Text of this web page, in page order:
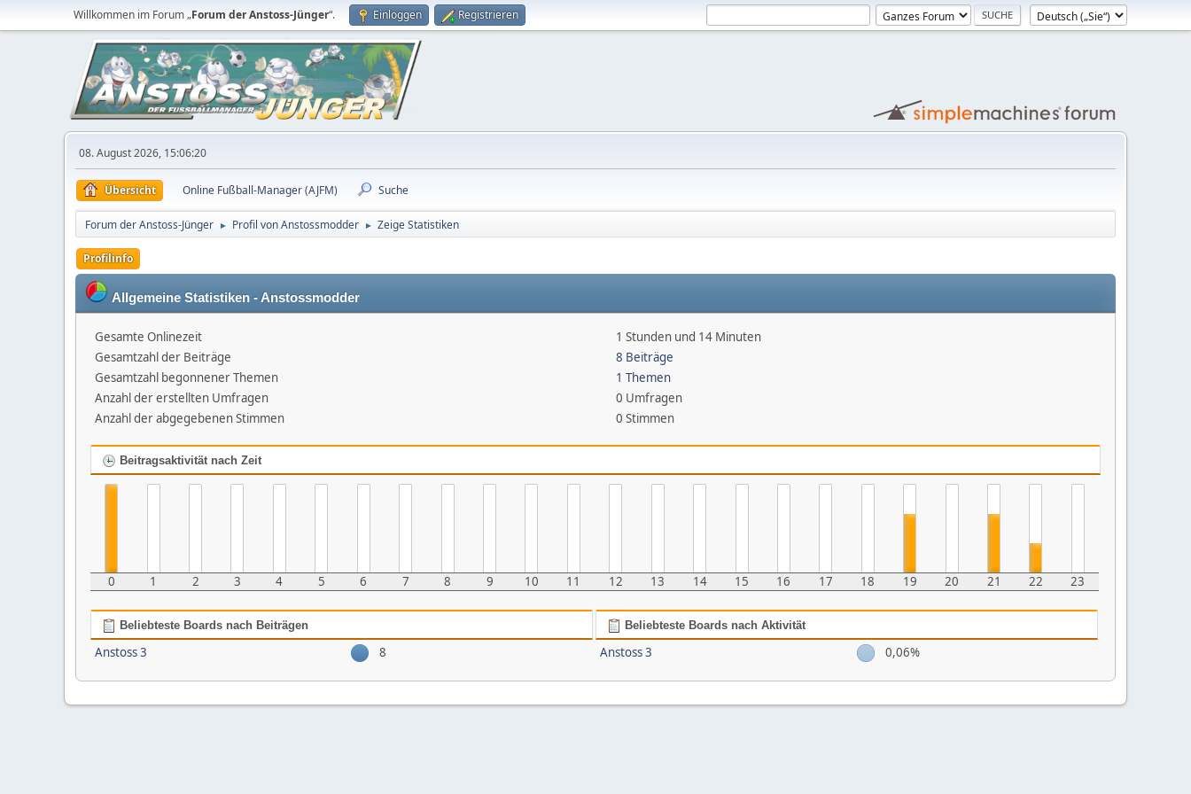
Willkommen im Forum „Forum der Anstoss-Jünger“. Einloggen Registrieren
08. August 2026, 15:06:20
Übersicht Online Fußball-Manager (AJFM) Suche
Forum der Anstoss-Jünger ► Profil von Anstossmodder ► Zeige Statistiken
Profilinfo
Allgemeine Statistiken - Anstossmodder
Gesamte Onlinezeit
1 Stunden und 14 Minuten
Gesamtzahl der Beiträge
8 Beiträge
Gesamtzahl begonnener Themen
1 Themen
Anzahl der erstellten Umfragen
0 Umfragen
Anzahl der abgegebenen Stimmen
0 Stimmen
Beitragsaktivität nach Zeit
0 1 2 3 4 5 6 7 8 9 10 11 12 13 14 15 16 17 18 19 20 21 22 23
Beliebteste Boards nach Beiträgen
Anstoss 3 8
Beliebteste Boards nach Aktivität
Anstoss 3 0,06%